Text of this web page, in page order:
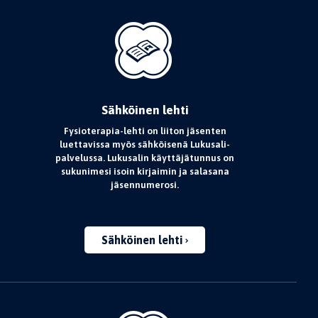
Sähköinen lehti
Fysioterapia-lehti on liiton jäsenten
luettavissa myös sähköisenä Lukusali-
palvelussa. Lukusalin käyttäjätunnus on
sukunimesi isoin kirjaimin ja salasana
jäsennumerosi.
Sähköinen lehti